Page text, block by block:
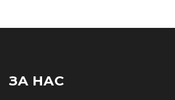
ЗА НАС